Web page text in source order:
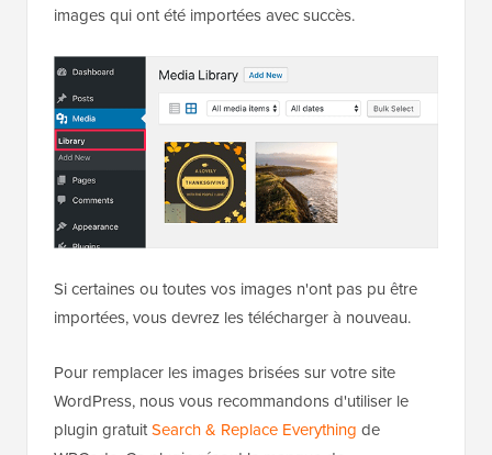
images qui ont été importées avec succès.
Si certaines ou toutes vos images n'ont pas pu être
importées, vous devrez les télécharger à nouveau.
Pour remplacer les images brisées sur votre site
WordPress, nous vous recommandons d'utiliser le
plugin gratuitSearch & Replace Everything de